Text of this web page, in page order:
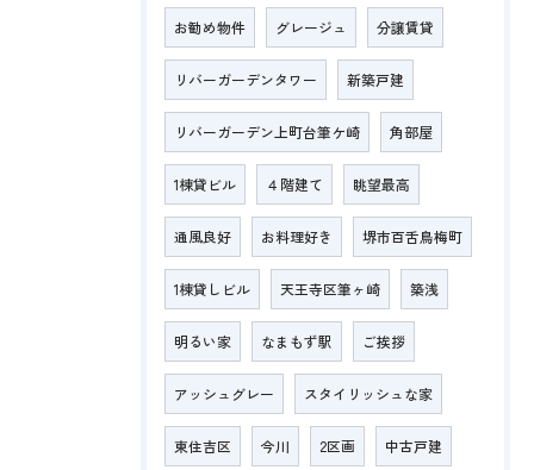
お勧め物件 グレージュ 分譲賃貸
リバーガーデンタワー 新築戸建
リバーガーデン上町台筆ケ崎 角部屋
1棟貸ビル ４階建て 眺望最高
通風良好 お料理好き 堺市百舌鳥梅町
1棟貸しビル 天王寺区筆ヶ崎 築浅
明るい家 なまもず駅 ご挨拶
アッシュグレー スタイリッシュな家
東住吉区 今川 2区画 中古戸建